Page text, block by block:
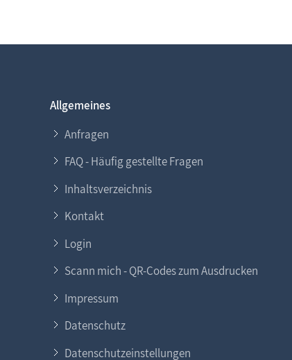
Allgemeines
Anfragen
FAQ - Häufig gestellte Fragen
Inhaltsverzeichnis
Kontakt
Login
Scann mich - QR-Codes zum Ausdrucken
Impressum
Datenschutz
Datenschutzeinstellungen